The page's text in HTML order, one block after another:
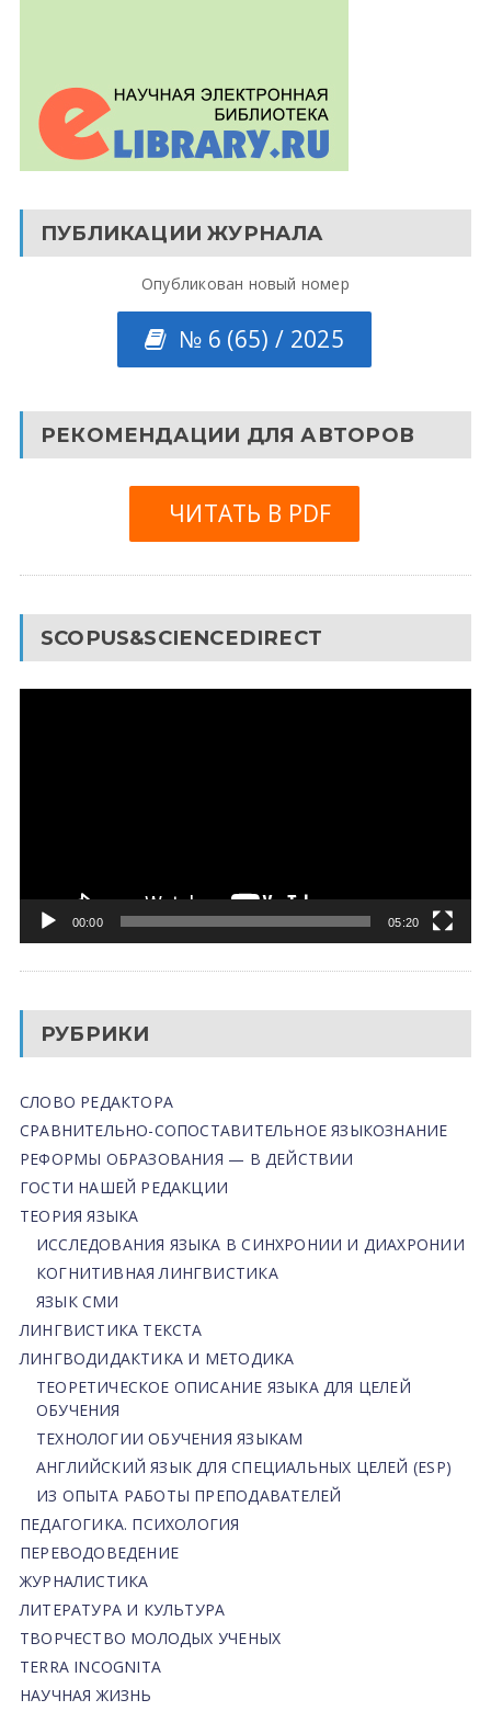
ПУБЛИКАЦИИ ЖУРНАЛА
Опубликован новый номер
№ 6 (65) / 2025
РЕКОМЕНДАЦИИ ДЛЯ АВТОРОВ
ЧИТАТЬ В PDF
SCOPUS&SCIENCEDIRECT
00:00 05:20
РУБРИКИ
СЛОВО РЕДАКТОРА
СРАВНИТЕЛЬНО-СОПОСТАВИТЕЛЬНОЕ ЯЗЫКОЗНАНИЕ
РЕФОРМЫ ОБРАЗОВАНИЯ — В ДЕЙСТВИИ
ГОСТИ НАШЕЙ РЕДАКЦИИ
ТЕОРИЯ ЯЗЫКА
ИССЛЕДОВАНИЯ ЯЗЫКА В СИНХРОНИИ И ДИАХРОНИИ
КОГНИТИВНАЯ ЛИНГВИСТИКА
ЯЗЫК СМИ
ЛИНГВИСТИКА ТЕКСТА
ЛИНГВОДИДАКТИКА И МЕТОДИКА
ТЕОРЕТИЧЕСКОЕ ОПИСАНИЕ ЯЗЫКА ДЛЯ ЦЕЛЕЙ
ОБУЧЕНИЯ
ТЕХНОЛОГИИ ОБУЧЕНИЯ ЯЗЫКАМ
АНГЛИЙСКИЙ ЯЗЫК ДЛЯ СПЕЦИАЛЬНЫХ ЦЕЛЕЙ (ESP)
ИЗ ОПЫТА РАБОТЫ ПРЕПОДАВАТЕЛЕЙ
ПЕДАГОГИКА. ПСИХОЛОГИЯ
ПЕРЕВОДОВЕДЕНИЕ
ЖУРНАЛИСТИКА
ЛИТЕРАТУРА И КУЛЬТУРА
ТВОРЧЕСТВО МОЛОДЫХ УЧЕНЫХ
TERRA INCOGNITA
НАУЧНАЯ ЖИЗНЬ